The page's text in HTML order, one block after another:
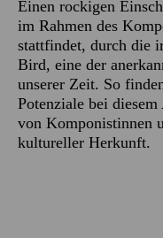
Einen rockigen
im Rahmen des
stattfindet, durch die
Bird, eine der
unserer Zeit. So
Potenziale bei
von Komponistinnen
kultureller Herkunft.